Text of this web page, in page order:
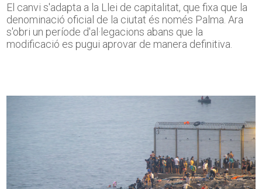
El canvi s'adapta a la Llei de capitalitat, que fixa que la
denominació oficial de la ciutat és només Palma. Ara
s'obri un període d'al·legacions abans que la
modificació es pugui aprovar de manera definitiva.